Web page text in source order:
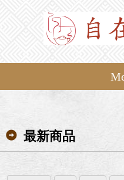
最新商品